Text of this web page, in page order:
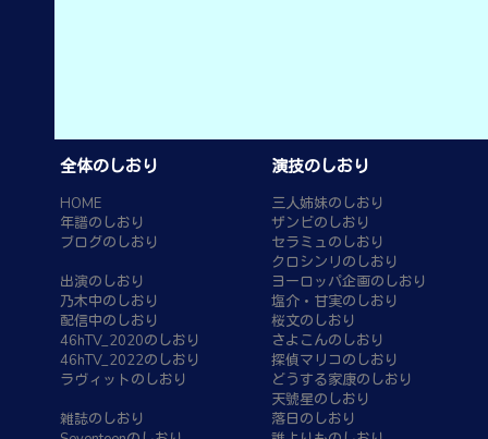
全体のしおり
HOME
年譜のしおり
ブログのしおり
出演のしおり
乃木中のしおり
配信中のしおり
46hTV_2020のしおり
46hTV_2022のしおり
ラヴィットのしおり
雑誌のしおり
演技のしおり
三人姉妹のしおり
ザンビのしおり
セラミュのしおり
クロシンリのしおり
ヨーロッパ企画のしおり
塩介・甘実のしおり
桜文のしおり
さよこんのしおり
探偵マリコのしおり
どうする家康のしおり
天號星のしおり
落日のしおり